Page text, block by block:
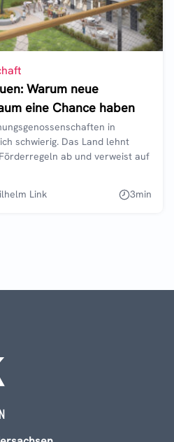
Warum neue
eine Chance haben
in
schwierig. Das Land lehnt
ab und verweist auf
Link 3min